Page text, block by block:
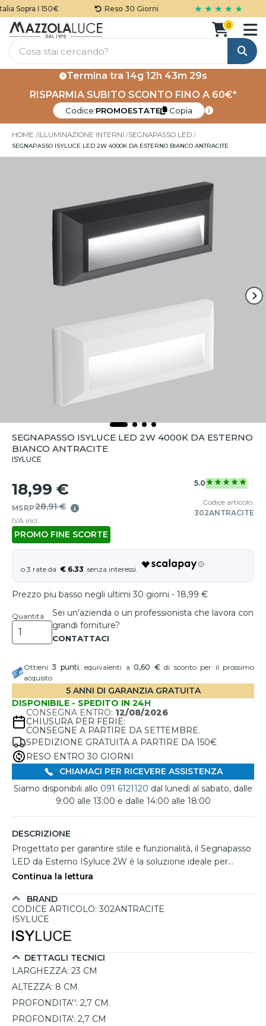
Sopra I 150€ Reso 30 Giorni ★ ★ ★ ★ ★
Cerca
0
Termina tra 14g 12h 43m 28s
RISPARMIA SUBITO SCONTO FINO A 60€*
Codice:PROMOESTATE Copia
HOME ILLUMINAZIONE INTERNI SEGNAPASSO LED
SEGNAPASSO ISYLUCE LED 2W 4000K DA ESTERNO BIANCO ANTRACITE
SEGNAPASSO ISYLUCE LED 2W 4000K DA ESTERNO
BIANCO ANTRACITE
ISYLUCE
18,99 €
MSRP28,91 €
IVA incl.
PROMO FINE SCORTE
5.0
Codice articolo:
302ANTRACITE
€ 6.33
Prezzo piu basso negli ultimi 30 giorni - 18,99 €
Quantità
Sei un'azienda o un professionista che lavora con
grandi forniture?
Ottieni3 punti, equivalenti a0,60 €di sconto per il prossimo
acquisto
5 ANNI DI GARANZIA GRATUITA
DISPONIBILE - SPEDITO IN 24H
CONSEGNA ENTRO: 12/08/2026
CHIUSURA PER FERIE:
CONSEGNE A PARTIRE DA SETTEMBRE.
SPEDIZIONE GRATUITA A PARTIRE DA 150€
RESO ENTRO 30 GIORNI
CHIAMACI PER RICEVERE ASSISTENZA
Siamo disponibili allo 091 6121120 dal lunedì al sabato, dalle
9:00 alle 13:00 e dalle 14:00 alle 18:00
DESCRIZIONE
Progettato per garantire stile e funzionalità, il Segnapasso
LED da Esterno ISyluce 2W è la soluzione ideale per
valorizzare spazi esterni come giardini, facciate e passaggi
luminoso di 170 lumen, assicura un'illuminazione discreta
ma efficace. La doppia cover intercambiabile in abs, in
personalizzazione, adattandosi perfettamente a diversi
contesti di design. La resistenza anti corrosione lo rende
particolarmente adatto per ambienti marittimi,
sostituibile e il driver incluso rendono il prodotto pratico e
di facile manutenzione. Il grado di protezione IP65 lo
rende resistente a polvere, acqua e intemperie,
Continua la lettura
BRAND
CODICE ARTICOLO: 302ANTRACITE
ISYLUCE
DETTAGLI TECNICI
LARGHEZZA: 23 CM
ALTEZZA: 8 CM
PROFONDITA'': 2,7 CM
PROFONDITA': 2,7 CM